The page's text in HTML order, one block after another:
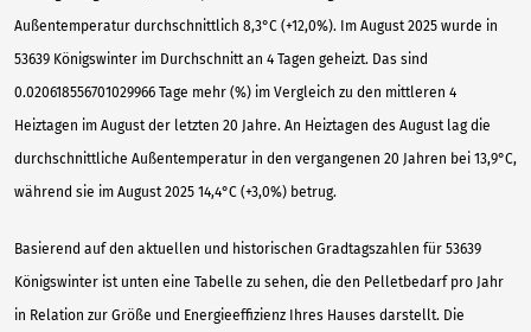
Außentemperatur durchschnittlich 8,3°C (+12,0%). Im August 2025 wurde in
53639 Königswinter im Durchschnitt an 4 Tagen geheizt. Das sind
0.020618556701029966 Tage mehr (%) im Vergleich zu den mittleren 4
Heiztagen im August der letzten 20 Jahre. An Heiztagen des August lag die
durchschnittliche Außentemperatur in den vergangenen 20 Jahren bei 13,9°C,
während sie im August 2025 14,4°C (+3,0%) betrug.
Basierend auf den aktuellen und historischen Gradtagszahlen für 53639
Königswinter ist unten eine Tabelle zu sehen, die den Pelletbedarf pro Jahr
in Relation zur Größe und Energieeffizienz Ihres Hauses darstellt. Die